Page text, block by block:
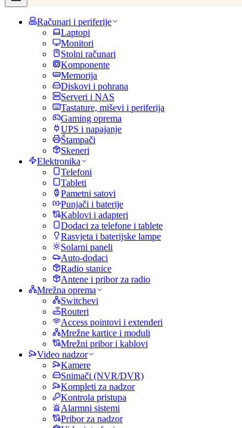
Računari i periferije
Laptopi
Monitori
Stolni računari
Komponente
Memorija
Diskovi i pohrana
Serveri i NAS
Tastature, miševi i periferija
Gaming oprema
UPS i napajanje
Štampači
Skeneri
Elektronika
Telefoni
Tableti
Pametni satovi
Punjači i baterije
Kablovi i adapteri
Dodaci za telefone i tablete
Rasvjeta i baterijske lampe
Solarni paneli
Auto-dodaci
Radio stanice
Antene i pribor za radio
Mrežna oprema
Switchevi
Routeri
Access pointovi i extenderi
Mrežne kartice i moduli
Mrežni pribor i kablovi
Video nadzor
Kamere
Snimači (NVR/DVR)
Kompleti za nadzor
Kontrola pristupa
Alarmni sistemi
Pribor za nadzor